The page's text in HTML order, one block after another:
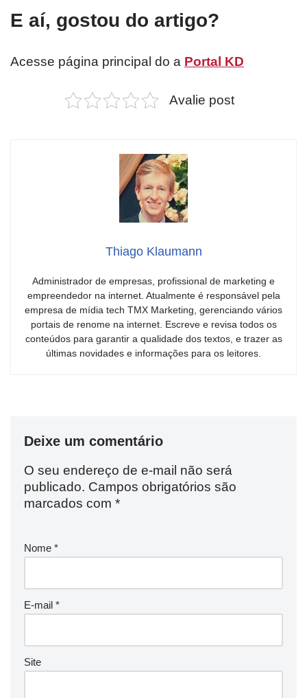
E aí, gostou do artigo?
Acesse página principal do a Portal KD
Avalie post
Thiago Klaumann
Administrador de empresas, profissional de marketing e
empreendedor na internet. Atualmente é responsável pela
empresa de mídia tech TMX Marketing, gerenciando vários
portais de renome na internet. Escreve e revisa todos os
conteúdos para garantir a qualidade dos textos, e trazer as
últimas novidades e informações para os leitores.
Deixe um comentário
O seu endereço de e-mail não será
publicado. Campos obrigatórios são
marcados com *
Nome *
E-mail *
Site